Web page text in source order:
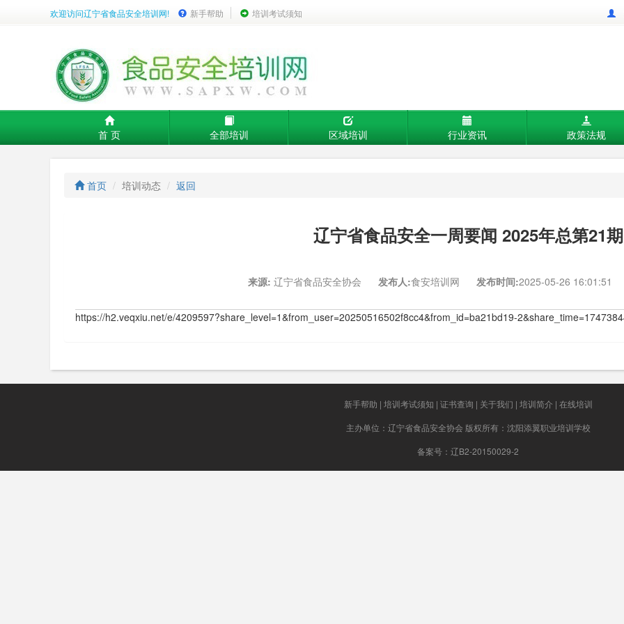
欢迎访问辽宁省食品安全培训网! 新手帮助 培训考试须知
首 页 全部培训 区域培训 行业资讯 政策法规
首页 培训动态 返回
辽宁省食品安全一周要闻 2025年总第21期
来源: 辽宁省食品安全协会 发布人:食安培训网 发布时间:2025-05-26 16:01:51
https://h2.veqxiu.net/e/4209597?share_level=1&from_user=20250516502f8cc4&from_id=ba21bd19-
新手帮助 | 培训考试须知 | 证书查询 | 关于我们 | 培训简介 | 在线培训
主办单位：辽宁省食品安全协会 版权所有：沈阳添翼职业培训学校
备案号：辽B2-20150029-2